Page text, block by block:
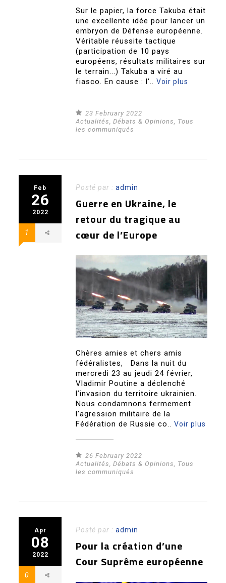
Sur le papier, la force Takuba était
une excellente idée pour lancer un
embryon de Défense européenne.
Véritable réussite tactique
(participation de 10 pays
européens, résultats militaires sur
le terrain...) Takuba a viré au
fiasco. En cause : l'..Voir plus
23 February 2022
Actualités ,Débats & Opinions
Tous
les communiqués
Feb
26
2022
1
Posté par :admin
Guerre en Ukraine, le
retour du tragique au
cœur de l’Europe
Chères amies et chers amis
fédéralistes, Dans la nuit du
mercredi 23 au jeudi 24 février,
Vladimir Poutine a déclenché
l’invasion du territoire ukrainien.
Nous condamnons fermement
l’agression militaire de la
Fédération de Russie co..Voir plus
26 February 2022
Actualités ,Débats & Opinions
Tous
les communiqués
Apr
08
2022
0
Posté par :admin
Pour la création d’une
Cour Suprême européenne